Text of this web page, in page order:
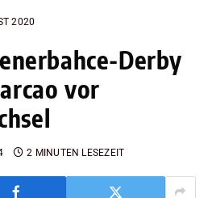
2020
Derby
vor
2 MINUTEN LESEZEIT